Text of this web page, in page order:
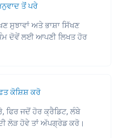
ਤੋਂ ਪਰੇ
ਸੁਝਾਵਾਂ ਅਤੇ ਭਾਸ਼ਾ ਸਿੱਖਣ
ਦੋਵੇਂ ਲਈ ਆਪਣੀ ਲਿਖਤ ਹੋਰ
ਕੋਸ਼ਿਸ਼ ਕਰੋ
ਫਿਰ ਜਦੋਂ ਹੋਰ ਕ੍ਰੈਡਿਟ, ਲੰਬੇ
ਲੋੜ ਹੋਵੇ ਤਾਂ ਅੱਪਗ੍ਰੇਡ ਕਰੋ।